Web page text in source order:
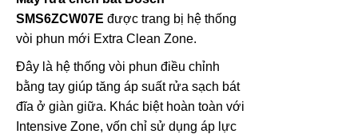
SMS6ZCW07E được trang bị hệ thống
vòi phun mới Extra Clean Zone.
Đây là hệ thống vòi phun điều chỉnh
bằng tay giúp tăng áp suất rửa sạch bát
đĩa ở giàn giữa. Khác biệt hoàn toàn với
Intensive Zone, vốn chỉ sử dụng áp lực